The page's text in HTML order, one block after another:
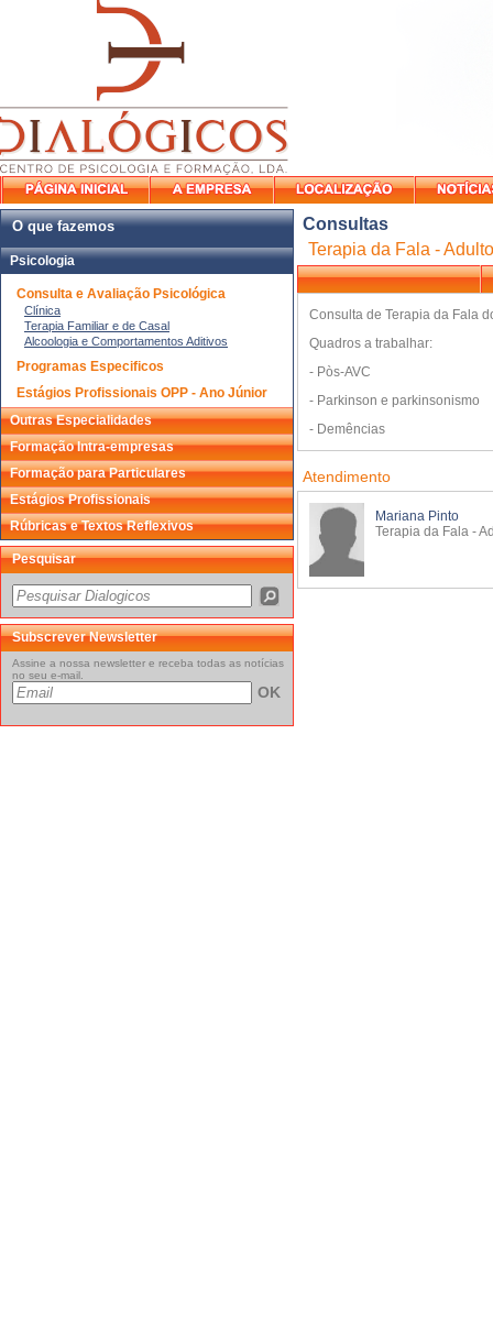
O que fazemos
Psicologia
Consulta e Avaliação Psicológica
Clínica
Terapia Familiar e de Casal
Alcoologia e Comportamentos Aditivos
Programas Especificos
Estágios Profissionais OPP - Ano Júnior
Outras Especialidades
Formação Intra-empresas
Formação para Particulares
Estágios Profissionais
Rúbricas e Textos Reflexivos
Pesquisar
Subscrever Newsletter
Assine a nossa newsletter e receba todas as notícias
no seu e-mail.
OK
Consultas
Terapia da Fala - Adulto
Consulta de Terapia da Fala
Quadros a trabalhar:
- Pòs-AVC
- Parkinson e parkinsonismo
- Demências
Atendimento
Mariana Pinto
Terapia da Fala -